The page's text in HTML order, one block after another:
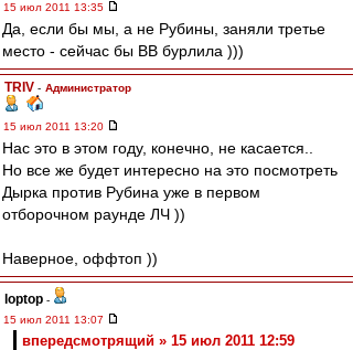
15 июл 2011 13:35
Да, если бы мы, а не Рубины, заняли третье
место - сейчас бы ВВ бурлила )))
TRIV - Администратор
15 июл 2011 13:20
Нас это в этом году, конечно, не касается..
Но все же будет интересно на это посмотреть
Дырка против Рубина уже в первом
отборочном раунде ЛЧ ))
Наверное, оффтоп ))
loptop -
15 июл 2011 13:07
впередсмотрящий » 15 июл 2011 12:59